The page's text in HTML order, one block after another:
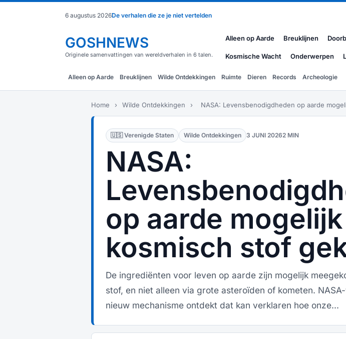
6 augustus 2026De verhalen die ze je niet vertelden
GOSHNEWS
Originele samenvattingen van wereldverhalen in 6 talen.
Alleen op Aarde Breuklijnen
Kosmische Wacht Onderwerpen
Alleen op Aarde Breuklijnen Wilde Ontdekkingen Ruimte Dieren Records Archeologie
Home › Wilde Ontdekkingen › NASA: Levensbenodigdheden op aarde
🇺🇸 Verenigde Staten Wilde Ontdekkingen 3 JUNI 20262 MIN
NASA:
op aarde
kosmisch stof
De ingrediënten voor leven op aarde zijn mogelijk
stof, en niet alleen via grote asteroïden of kometen.
nieuw mechanisme ontdekt dat kan verklaren hoe onze...